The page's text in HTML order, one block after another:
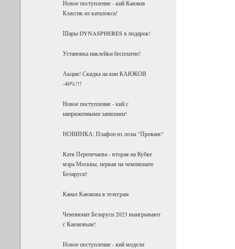
Новое поступление - кий Каюков
Классик из каталокса!
Шары DYNASPHERES в подарок!
Установка наклейки бесплатно!
Акция! Скидка на кии КАЮКОВ
-40%!!!
Новое поступление - кий с
напряженными запилами!
НОВИНКА: Плафон из лозы "Прованс"
Катя Перепечаева - вторая на Кубке
мэра Москвы, первая на чемпионате
Беларуси!
Канал Каюкова в телеграм
Чемпионат Беларуси 2023 выигрывают
с Каюковым!
Новое поступление - кий модели